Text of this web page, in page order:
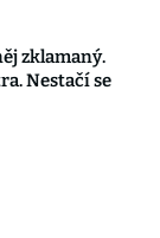
zklamaný.
Nestačí se